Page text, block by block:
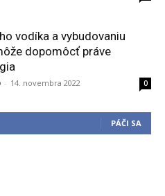
vodíka a vybudovaniu
dopomôcť práve
- 14. novembra 2022 0
PÁČI SA